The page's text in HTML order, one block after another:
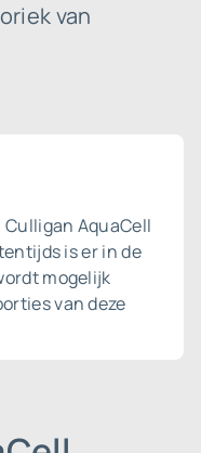
van
AquaCell
is er in de
mogelijk
van deze